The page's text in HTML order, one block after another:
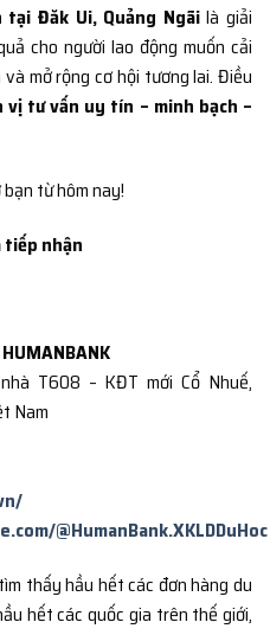
Đăk Ui, Quảng Ngãilà giải
cho người lao động muốn cải
mở rộng cơ hội tương lai. Điều
vị tư vấn uy tín – minh bạch –
từ hôm nay!
tiếp nhận
HUMANBANK
T608 – KĐT mới Cổ Nhuế,
Nam
@HumanBank.XKLDDuHoc
thấy hầu hết các đơn hàng du
hết các quốc gia trên thế giới,